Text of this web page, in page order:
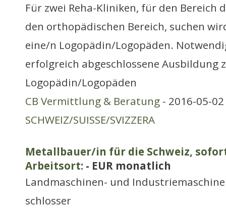
Für zwei Reha-Kliniken, für den Bereich
den orthopädischen Bereich, suchen
eine/n Logopädin/Logopäden.
erfolgreich abgeschlossene Ausbildung
Logopädin/Logopäden
CB Vermittlung & Beratung - 2016-05-
SCHWEIZ/SUISSE/SVIZZERA
Metallbauer/in für die Schweiz,
Arbeitsort: - EUR monatlich
Landmaschinen- und
schlosser